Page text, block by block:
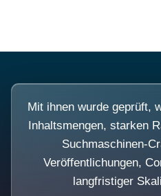
Mit ihnen wurde geprüft,
Inhaltsmengen, starken
Suchmaschinen-
Veröffentlichungen,
langfristiger